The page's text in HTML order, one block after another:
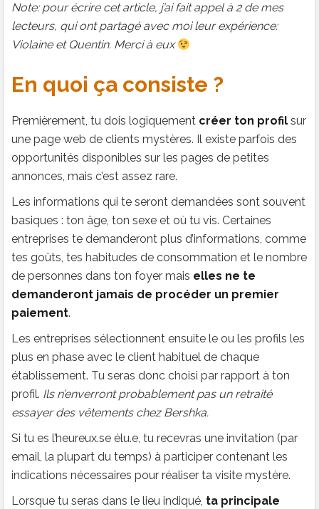
Note: pour écrire cet article, j’ai fait appel à 2 de mes
lecteurs, qui ont partagé avec moi leur expérience:
Violaine et Quentin. Merci à eux
En quoi ça consiste ?
Premièrement, tu dois logiquement créer ton profil sur
une page web de clients mystères. Il existe parfois des
opportunités disponibles sur les pages de petites
annonces, mais c’est assez rare.
Les informations qui te seront demandées sont souvent
basiques : ton âge, ton sexe et où tu vis. Certaines
entreprises te demanderont plus d’informations, comme
tes goûts, tes habitudes de consommation et le nombre
de personnes dans ton foyer mais elles ne te
demanderont jamais de procéder un premier
paiement.
Les entreprises sélectionnent ensuite le ou les profils les
plus en phase avec le client habituel de chaque
établissement. Tu seras donc choisi par rapport à ton
profil. Ils n’enverront probablement pas un retraité
essayer des vêtements chez Bershka.
Si tu es l’heureux.se élu.e, tu recevras une invitation (par
email, la plupart du temps) à participer contenant les
indications nécessaires pour réaliser ta visite mystère.
Lorsque tu seras dans le lieu indiqué, ta principale